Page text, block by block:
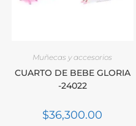
Muñecas y accesorios
CUARTO DE BEBE GLORIA
-24022
$36,300.00